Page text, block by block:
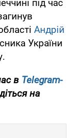
під час
Андрій
України
в Telegram-
на